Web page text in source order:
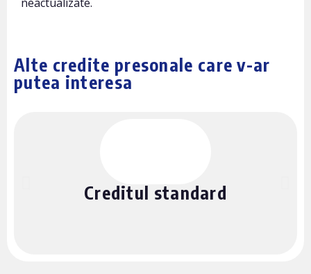
Alte credite presonale care v-ar
putea interesa
Creditul standard